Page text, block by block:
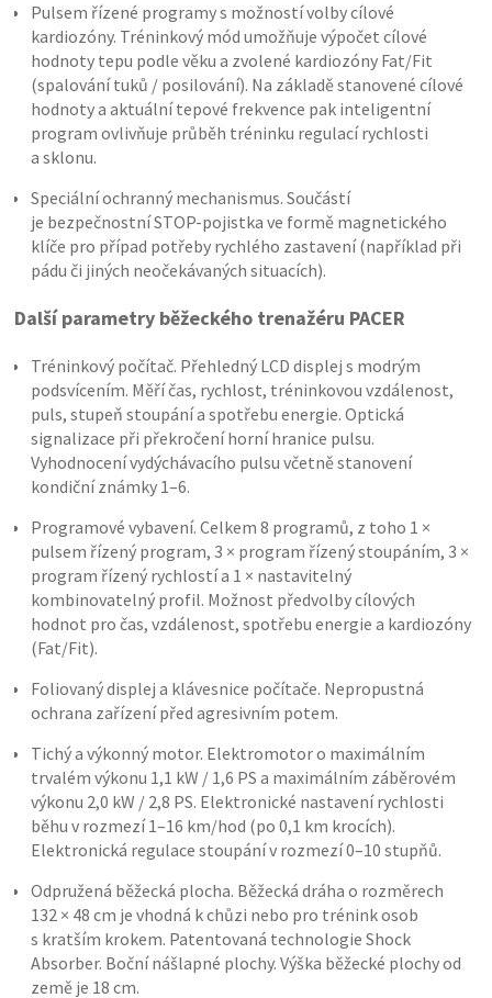
Pulsem řízené programy s možností volby cílové
kardiozóny. Tréninkový mód umožňuje výpočet cílové
hodnoty tepu podle věku a zvolené kardiozóny Fat/Fit
(spalování tuků / posilování). Na základě stanovené cílové
hodnoty a aktuální tepové frekvence pak inteligentní
program ovlivňuje průběh tréninku regulací rychlosti
a sklonu.
Speciální ochranný mechanismus. Součástí
je bezpečnostní STOP-pojistka ve formě magnetického
klíče pro případ potřeby rychlého zastavení (například při
pádu či jiných neočekávaných situacích).
Další parametry běžeckého trenažéru PACER
Tréninkový počítač. Přehledný LCD displej s modrým
podsvícením. Měří čas, rychlost, tréninkovou vzdálenost,
puls, stupeň stoupání a spotřebu energie. Optická
signalizace při překročení horní hranice pulsu.
Vyhodnocení vydýchávacího pulsu včetně stanovení
kondiční známky 1–6.
Programové vybavení. Celkem 8 programů, z toho 1 ×
pulsem řízený program, 3 × program řízený stoupáním, 3 ×
program řízený rychlostí a 1 × nastavitelný
kombinovatelný profil. Možnost předvolby cílových
hodnot pro čas, vzdálenost, spotřebu energie a kardiozóny
(Fat/Fit).
Foliovaný displej a klávesnice počítače. Nepropustná
ochrana zařízení před agresivním potem.
Tichý a výkonný motor. Elektromotor o maximálním
trvalém výkonu 1,1 kW / 1,6 PS a maximálním záběrovém
výkonu 2,0 kW / 2,8 PS. Elektronické nastavení rychlosti
běhu v rozmezí 1–16 km/hod (po 0,1 km krocích).
Elektronická regulace stoupání v rozmezí 0–10 stupňů.
Odpružená běžecká plocha. Běžecká dráha o rozměrech
132 × 48 cm je vhodná k chůzi nebo pro trénink osob
s kratším krokem. Patentovaná technologie Shock
Absorber. Boční nášlapné plochy. Výška běžecké plochy od
země je 18 cm.